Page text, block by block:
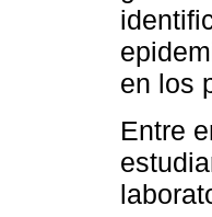
en los
Entre